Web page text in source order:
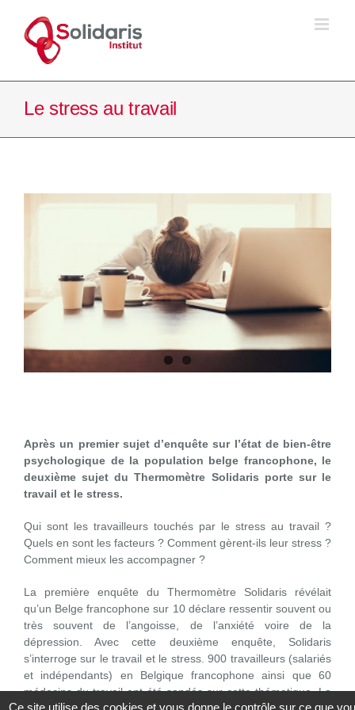
contenu
Le stress au travail
Après un premier sujet d’enquête sur l’état de bien-être
psychologique de la population belge francophone, le
deuxième sujet du Thermomètre Solidaris porte sur le
travail et le stress.
Qui sont les travailleurs touchés par le stress au travail ?
Quels en sont les facteurs ? Comment gèrent-ils leur stress ?
Comment mieux les accompagner ?
La première enquête du Thermomètre Solidaris révélait
qu’un Belge francophone sur 10 déclare ressentir souvent ou
très souvent de l’angoisse, de l’anxiété voire de la
dépression. Avec cette deuxième enquête, Solidaris
s’interroge sur le travail et le stress. 900 travailleurs (salariés
et indépendants) en Belgique francophone ainsi que 60
médecins du travail ont été sondés sur cette thématique. Le
Ce site utilise des cookies et vous donne le contrôle sur ce que